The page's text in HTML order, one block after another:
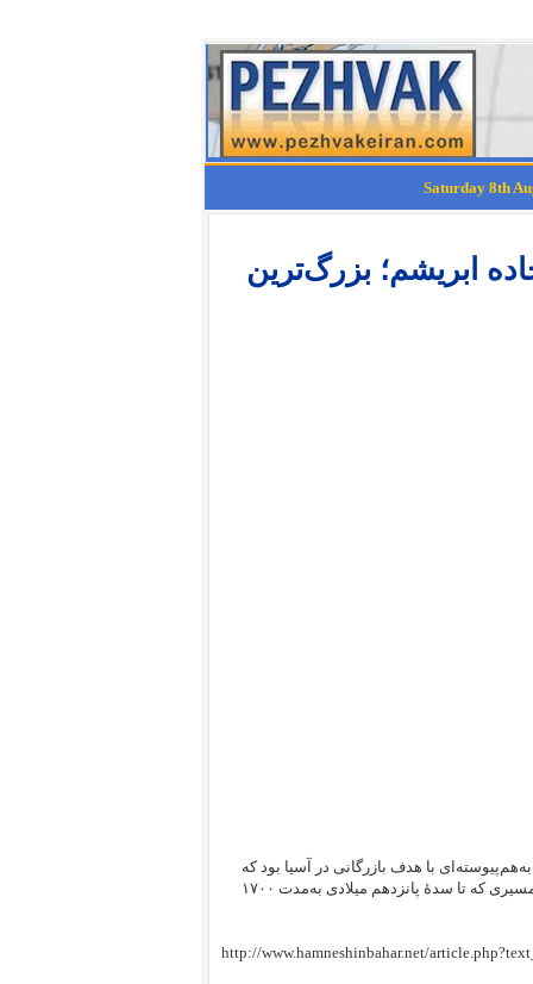
از ماموت تا فیسبوک ۲۳ ؛ جاده ابریشم؛ بزرگ‌ترین
با هدف بازرگانی در آسیا بود که
خاور و باختر و جنوب آسیا را به هم و به شمال آفریقا و خاور اروپا پیوند می‌داد؛ مسیری که تا سدهٔ پانزدهم میلادی به‌مدت ۱۷۰۰
http://www.hamneshinbahar.net/